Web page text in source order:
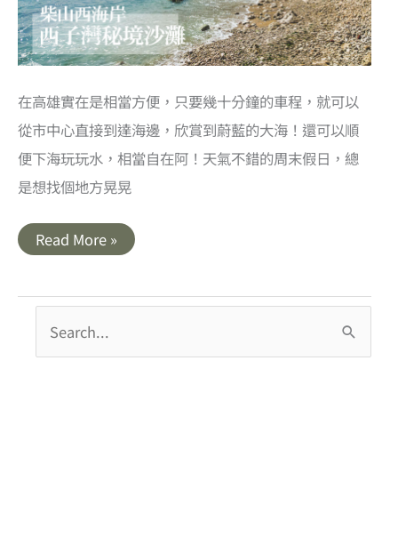
在高雄實在是相當方便，只要幾十分鐘的車程，就可以
從市中心直接到達海邊，欣賞到蔚藍的大海！還可以順
便下海玩玩水，相當自在阿！天氣不錯的周末假日，總
是想找個地方晃晃
高
雄
山
西
岸．
西
Read More »